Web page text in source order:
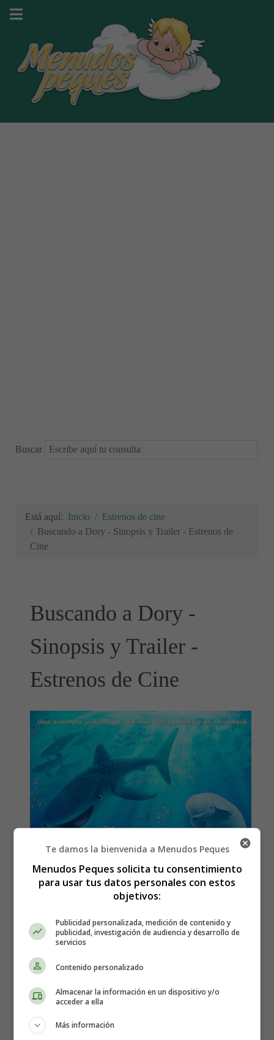
Buscar
Está aquí: Inicio
Estrenos de cine
Buscando a Dory - Sinopsis y Trailer - Estrenos de
Cine
Buscando a Dory -
Sinopsis y Trailer -
Estrenos de Cine
Te damos la bienvenida a Menudos Peques
Menudos Peques solicita tu consentimiento
para usar tus datos personales con estos
objetivos:
Publicidad personalizada, medición de contenido y
publicidad, investigación de audiencia y desarrollo de
servicios
Contenido personalizado
Almacenar la información en un dispositivo y/o
acceder a ella
Más información